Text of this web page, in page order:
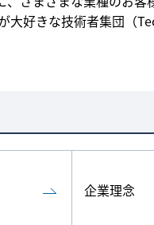
大好きな技術者集団（
企業理念